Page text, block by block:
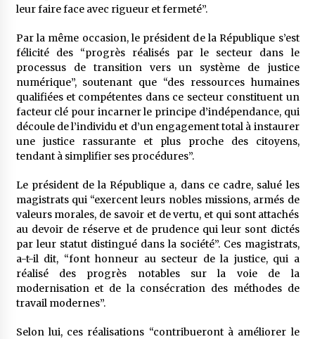
leur faire face avec rigueur et fermeté”.
Par la même occasion, le président de la République s’est
félicité des “progrès réalisés par le secteur dans le
processus de transition vers un système de justice
numérique”, soutenant que “des ressources humaines
qualifiées et compétentes dans ce secteur constituent un
facteur clé pour incarner le principe d’indépendance, qui
découle de l’individu et d’un engagement total à instaurer
une justice rassurante et plus proche des citoyens,
tendant à simplifier ses procédures”.
Le président de la République a, dans ce cadre, salué les
magistrats qui “exercent leurs nobles missions, armés de
valeurs morales, de savoir et de vertu, et qui sont attachés
au devoir de réserve et de prudence qui leur sont dictés
par leur statut distingué dans la société”. Ces magistrats,
a-t-il dit, “font honneur au secteur de la justice, qui a
réalisé des progrès notables sur la voie de la
modernisation et de la consécration des méthodes de
travail modernes”.
Selon lui, ces réalisations “contribueront à améliorer le